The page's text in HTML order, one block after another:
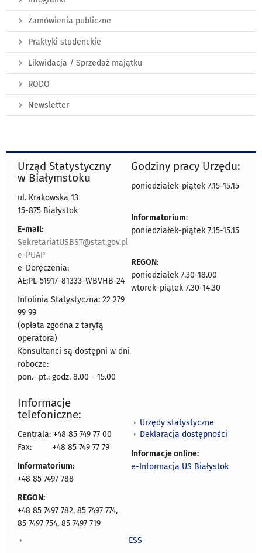
Zamówienia publiczne
Praktyki studenckie
Likwidacja / Sprzedaż majątku
RODO
Newsletter
Urząd Statystyczny
w Białymstoku
ul. Krakowska 13
15-875 Białystok
E-mail:
SekretariatUSBST@stat.gov.pl
e-PUAP
e-Doręczenia:
AE:PL-51917-81333-WBVHB-24
Infolinia Statystyczna: 22 279
99 99
(opłata zgodna z taryfą
operatora)
Konsultanci są dostępni w dni
robocze:
pon.- pt.: godz. 8.00 - 15.00
Godziny pracy Urzędu:
poniedziałek-piątek 7.15-15.15
Informatorium:
poniedziałek-piątek 7.15-15.15
REGON:
poniedziałek 7.30-18.00
wtorek-piątek 7.30-14.30
Informacje
telefoniczne:
Centrala: +48 85 749 77 00
Fax:
+48 85 749 77 79
Informatorium:
+48 85 7497 788
REGON:
+48 85 7497 782, 85 7497 774,
85 7497 754, 85 7497 719
Urzędy statystyczne
Deklaracja dostępności
Informacje online:
e-Informacja US Białystok
ESS